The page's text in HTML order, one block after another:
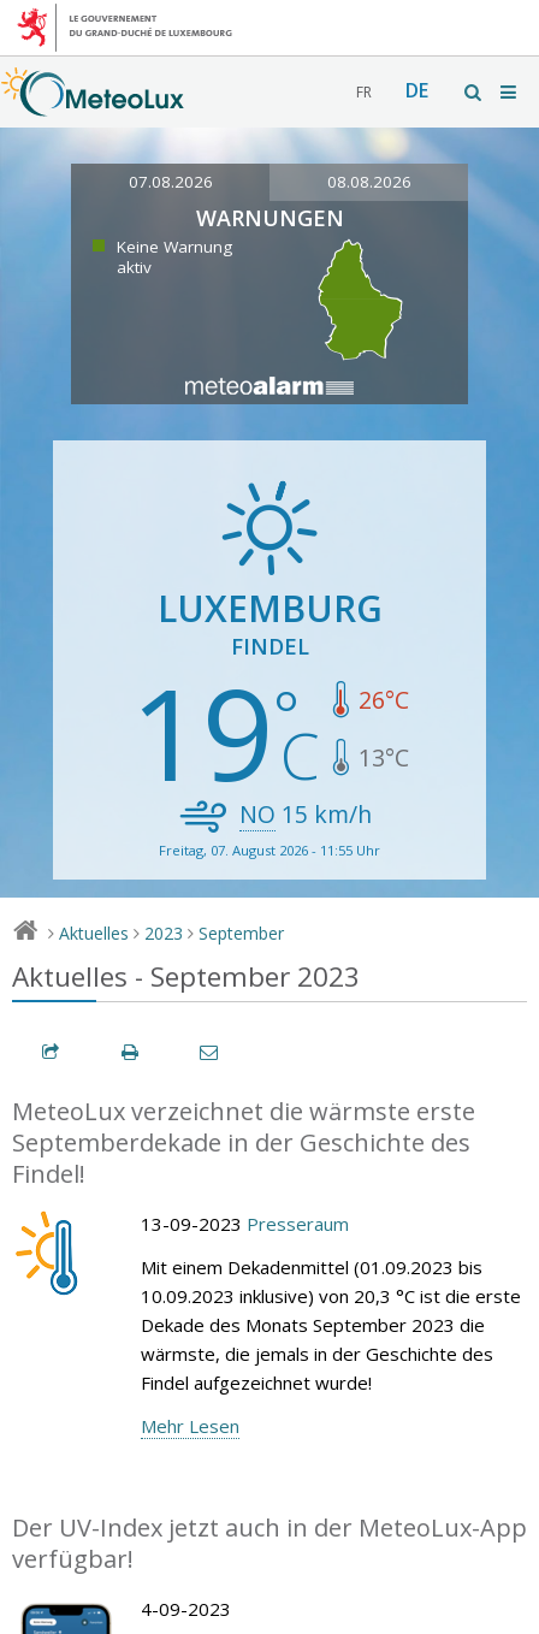
FR DE
07.08.2026 08.08.2026
WARNUNGEN
Keine Warnung
aktiv
LUXEMBURG
FINDEL
19 26°C
13°C
NO 15 km/h
Freitag, 07. August 2026 - 11:55 Uhr
> Aktuelles > 2023 > September
Aktuelles - September 2023
MeteoLux verzeichnet die wärmste erste
Septemberdekade in der Geschichte des
Findel!
13-09-2023 Presseraum
Mit einem Dekadenmittel (01.09.2023 bis
10.09.2023 inklusive) von 20,3 °C ist die erste
Dekade des Monats September 2023 die
wärmste, die jemals in der Geschichte des
Findel aufgezeichnet wurde!
Mehr Lesen
Der UV-Index jetzt auch in der MeteoLux-App
verfügbar!
4-09-2023